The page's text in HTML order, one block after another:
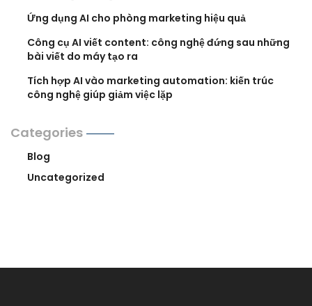
Ứng dụng AI cho phòng marketing hiệu quả
Công cụ AI viết content: công nghệ đứng sau những
bài viết do máy tạo ra
Tích hợp AI vào marketing automation: kiến trúc
công nghệ giúp giảm việc lặp
Categories
Blog
Uncategorized